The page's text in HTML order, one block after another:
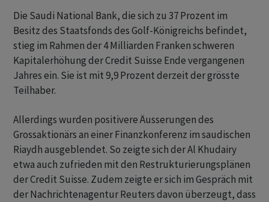
Die Saudi National Bank, die sich zu 37 Prozent im
Besitz des Staatsfonds des Golf-Königreichs befindet,
stieg im Rahmen der 4 Milliarden Franken schweren
Kapitalerhöhung der Credit Suisse Ende vergangenen
Jahres ein. Sie ist mit 9,9 Prozent derzeit der grösste
Teilhaber.
Allerdings wurden positivere Äusserungen des
Grossaktionärs an einer Finanzkonferenz im saudischen
Riaydh ausgeblendet. So zeigte sich der Al Khudairy
etwa auch zufrieden mit den Restrukturierungsplänen
der Credit Suisse. Zudem zeigte er sich im Gespräch mit
der Nachrichtenagentur Reuters davon überzeugt, dass